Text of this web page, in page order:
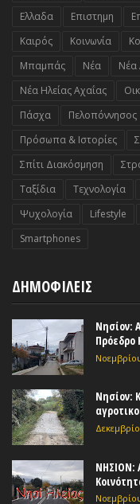
Ελλαδα
Επιστημη
Καιρός
Κοινωνία
Μπαμπάς
Νέα Νέα
Νέα Ηλείας Αχαΐας
Πάσχα
Πελοπόννησος
Πρόσωπα & Ιστορίες
Σπίτι Διακόσμηση
Ταξίδια
Τεχνολογία
Ψυχολογία
Lifestyle
Smartphones
ΔΗΜΟΦΙΛΕΙΣ
Νησίον:
Πρόεδρο
Νησίον:
ΝΗΣΙΟΝ: